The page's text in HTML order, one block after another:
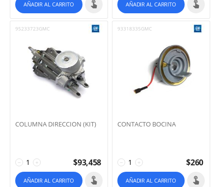
AÑADIR AL CARRITO AÑADIR AL CARRITO
95233723GMC
COLUMNA DIRECCION (KIT)
+
− $93,458
AÑADIR AL CARRITO
93318335GMC
CONTACTO BOCINA
+
− $260
AÑADIR AL CARRITO